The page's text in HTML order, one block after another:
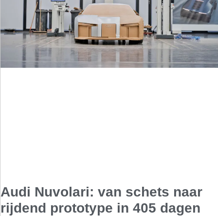
Audi Nuvolari: van schets naar
rijdend prototype in 405 dagen